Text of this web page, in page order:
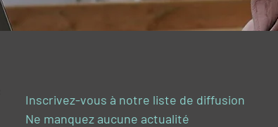
Inscrivez-vous à notre liste de diffusion
Ne manquez aucune actualité